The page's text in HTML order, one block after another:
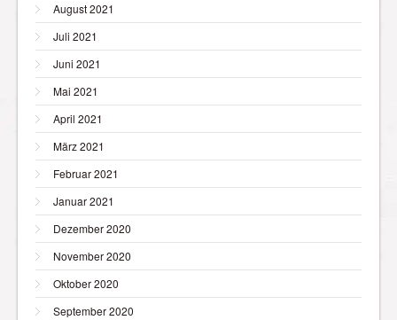
August 2021
Juli 2021
Juni 2021
Mai 2021
April 2021
März 2021
Februar 2021
Januar 2021
Dezember 2020
November 2020
Oktober 2020
September 2020